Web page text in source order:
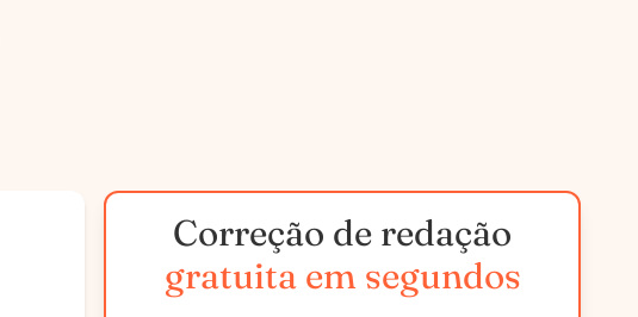
Correção de redação
gratuita em segundos